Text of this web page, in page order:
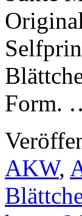
Form.
AKW,